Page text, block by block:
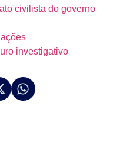
civilista do governo
investigativo